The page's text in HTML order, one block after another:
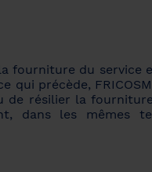
fourniture du service
qui précède,
de résilier la
dans les mêmes